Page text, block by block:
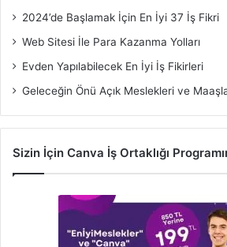
2024’de Başlamak İçin En İyi 37 İş Fikri
Web Sitesi İle Para Kazanma Yolları
Evden Yapılabilecek En İyi İş Fikirleri
Geleceğin Önü Açık Meslekleri ve
Sizin İçin Canva İş Ortaklığı